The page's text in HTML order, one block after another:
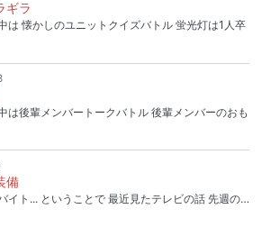
ギラ
は 懐かしのユニットクイズバトル 蛍光灯は1人卒
は後輩メンバートークバトル 後輩メンバーのおも
備
イト... ということで 最近見たテレビの話 先週の…